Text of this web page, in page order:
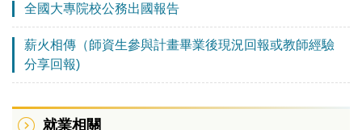
全國大專院校公務出國報告
薪火相傳（師資生參與計畫畢業後現況回報或教師經驗
分享回報)
就業相關